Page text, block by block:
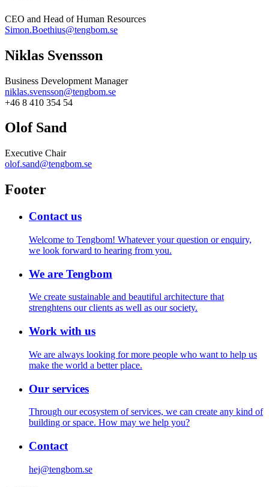
CEO and Head of Human Resources
Simon.Boethius@tengbom.se
Niklas Svensson
Business Development Manager
niklas.svensson@tengbom.se
+46 8 410 354 54
Olof Sand
Executive Chair
olof.sand@tengbom.se
Footer
Contact us
Welcome to Tengbom! Whatever your question or enquiry,
we look forward to hearing from you.
We are Tengbom
We create sustainable and beautiful architecture that
strenghtens our clients as well as our society.
Work with us
We are always looking for more people who want to help us
make the world a better place.
Our services
Through our ecosystem of services, we can create any kind of
building or space. How may we help you?
Contact
hej@tengbom.se